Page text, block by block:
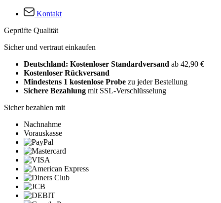
Kontakt
Geprüfte Qualität
Sicher und vertraut einkaufen
Deutschland: Kostenloser Standardversand ab 42,90 €
Kostenloser Rückversand
Mindestens 1 kostenlose Probe zu jeder Bestellung
Sichere Bezahlung mit SSL-Verschlüsselung
Sicher bezahlen mit
Nachnahme
Vorauskasse